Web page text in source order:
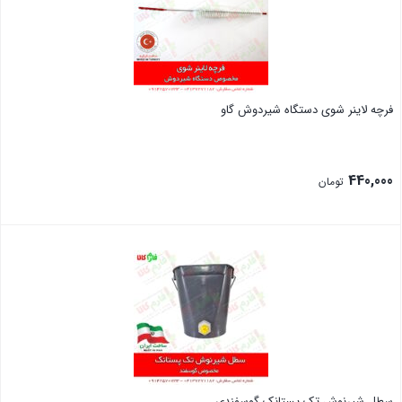
فرچه لاینر شوی دستگاه شیردوش گاو
440,000 تومان